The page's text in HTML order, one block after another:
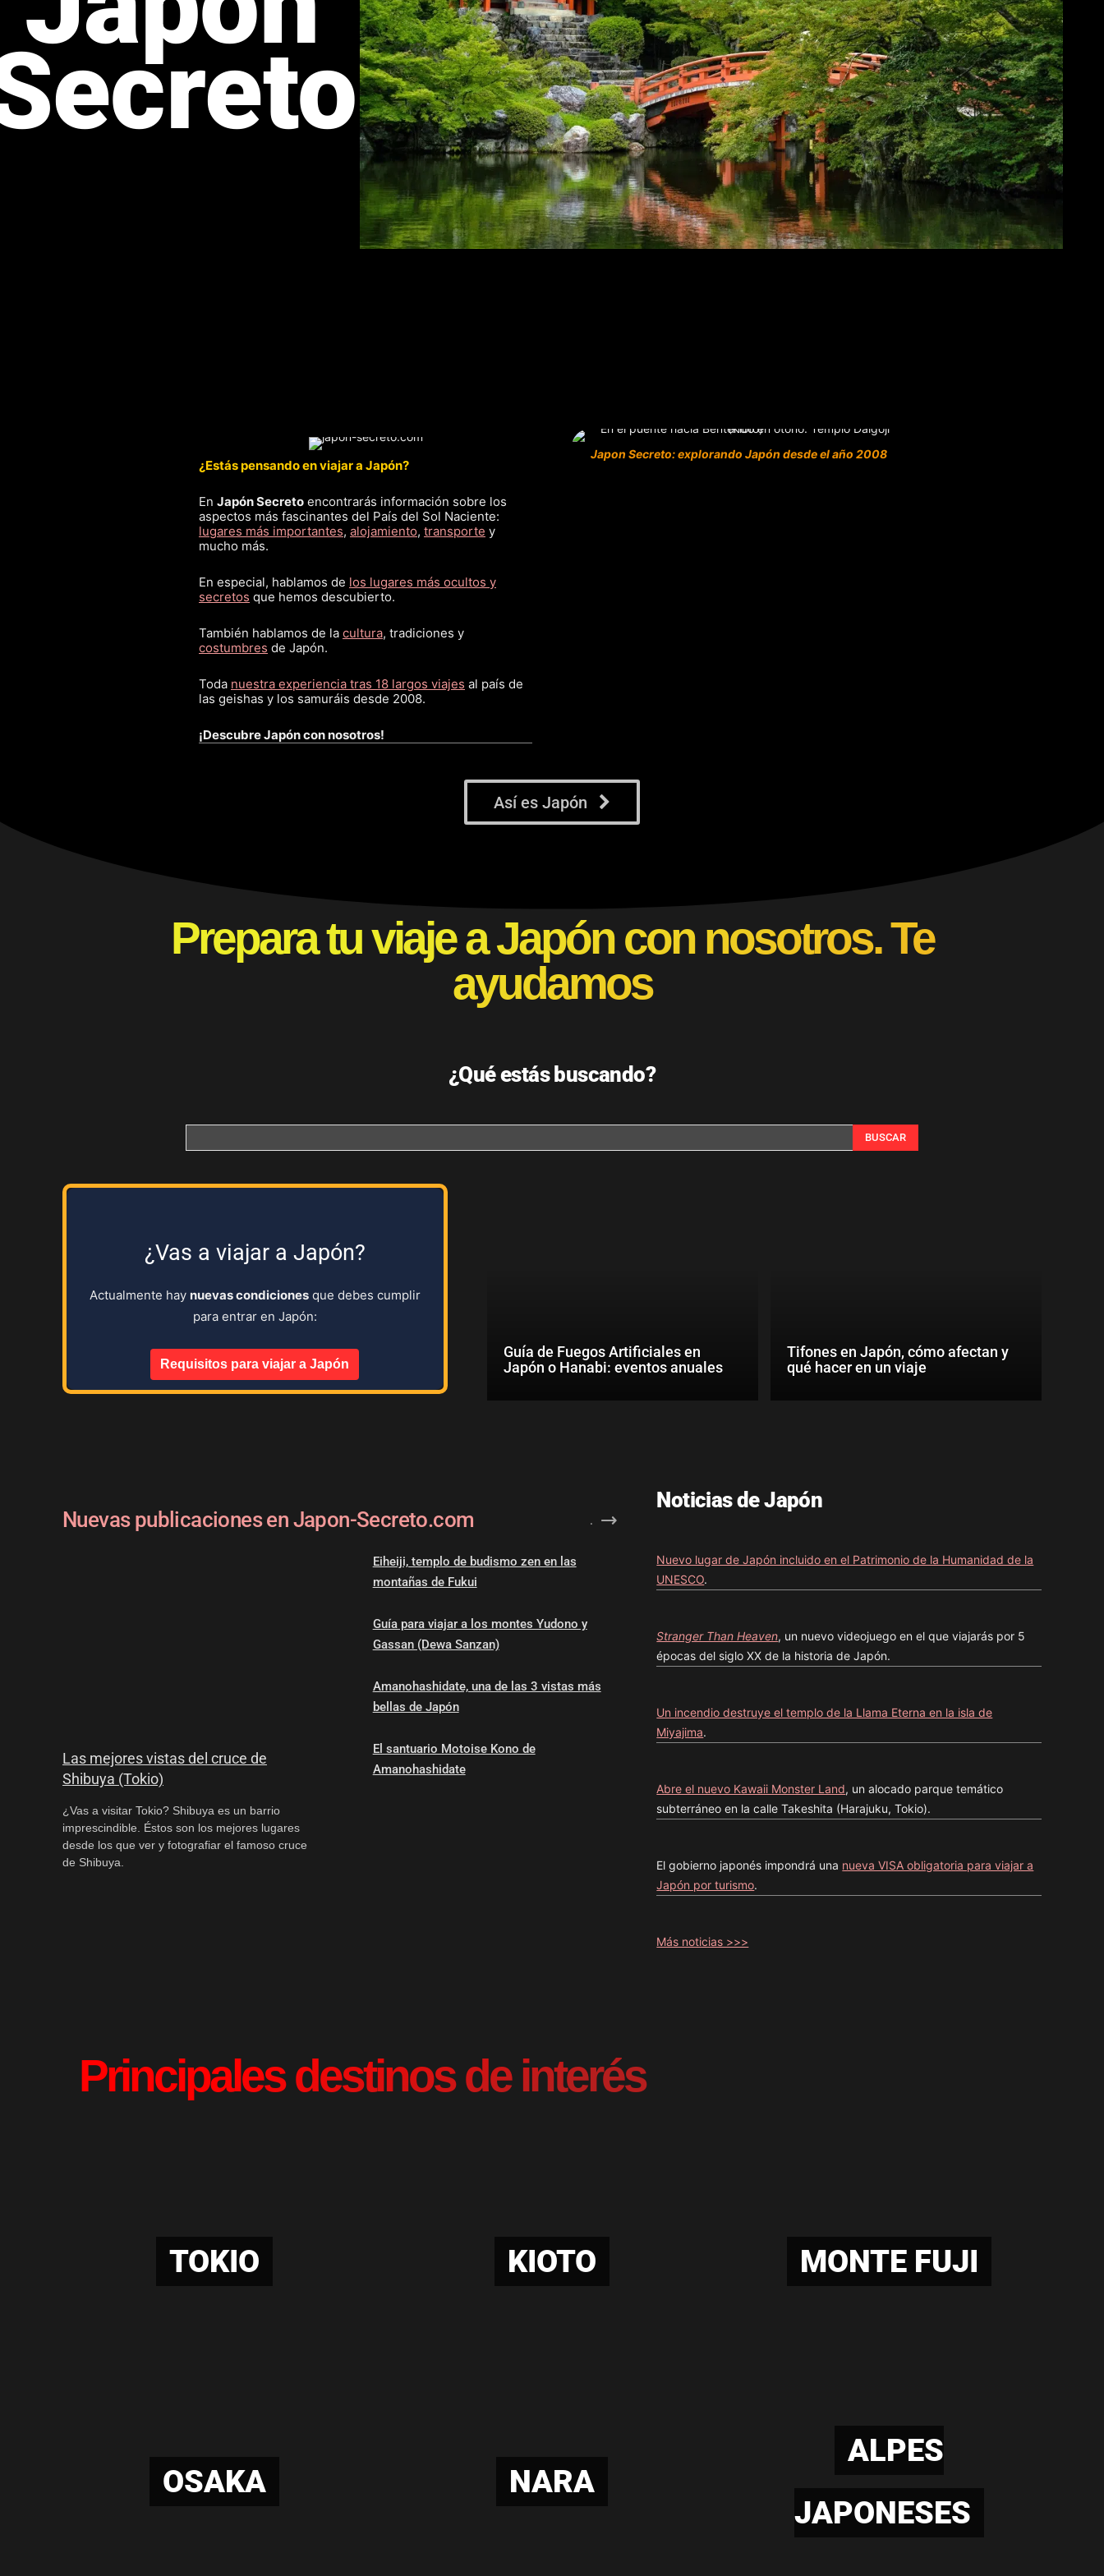
¿Estás pensando en viajar a Japón?
En Japón Secreto encontrarás información sobre los
aspectos más fascinantes del País del Sol Naciente:
lugares más importantes, alojamiento, transporte y
mucho más.
En especial, hablamos de los lugares más ocultos y
secretos que hemos descubierto.
También hablamos de la cultura, tradiciones y
costumbres de Japón.
Toda nuestra experiencia tras 18 largos viajes al país de
las geishas y los samuráis desde 2008.
¡Descubre Japón con nosotros!
Japon Secreto: explorando Japón desde el año 2008
Así es Japón
Prepara tu viaje a Japón con nosotros. Te
ayudamos
¿Qué estás buscando?
BUSCAR
¿Vas a viajar a Japón?
Actualmente hay nuevas condicionesque debes cumplir
para entrar en Japón:
Requisitos para viajar a Japón
Guía de Fuegos Artificiales en
Japón o Hanabi: eventos anuales
Tifones en Japón, cómo afectan y
qué hacer en un viaje
Nuevas publicaciones en Japon-Secreto.com .
Las mejores vistas del cruce de
Shibuya (Tokio)
¿Vas a visitar Tokio? Shibuya es un barrio
imprescindible. Éstos son los mejores lugares
desde los que ver y fotografiar el famoso cruce
de Shibuya.
Eiheiji, templo de budismo zen en las
montañas de Fukui
Guía para viajar a los montes Yudono y
Gassan (Dewa Sanzan)
Amanohashidate, una de las 3 vistas más
bellas de Japón
El santuario Motoise Kono de
Amanohashidate
Noticias de Japón
Nuevo lugar de Japón incluido en el Patrimonio de la Humanidad de la
UNESCO.
Stranger Than Heaven, un nuevo videojuego en el que viajarás por 5
épocas del siglo XX de la historia de Japón.
Un incendio destruye el templo de la Llama Eterna en la isla de
Miyajima.
Abre el nuevo Kawaii Monster Land, un alocado parque temático
subterráneo en la calle Takeshita (Harajuku, Tokio).
El gobierno japonés impondrá una nueva VISA obligatoria para viajar a
Japón por turismo.
Más noticias >>>
Principales destinos de interés
TOKIO KIOTO MONTE FUJI
OSAKA NARA
ALPES
JAPONESES